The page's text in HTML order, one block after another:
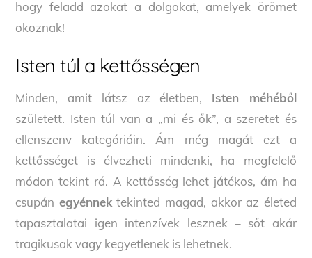
hogy feladd azokat a dolgokat, amelyek örömet
okoznak!
Isten túl a kettősségen
Minden, amit látsz az életben, Isten méhéből
született. Isten túl van a „mi és ők”, a szeretet és
ellenszenv kategóriáin. Ám még magát ezt a
kettősséget is élvezheti mindenki, ha megfelelő
módon tekint rá. A kettősség lehet játékos, ám ha
csupán egyénnektekinted magad, akkor az életed
tapasztalatai igen intenzívek lesznek – sőt akár
tragikusak vagy kegyetlenek is lehetnek.